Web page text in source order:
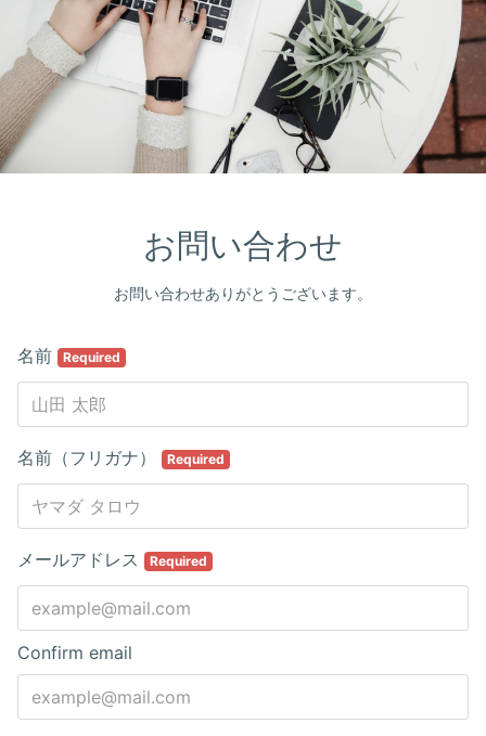
お問い合わせ
お問い合わせありがとうございます。
名前 Required
名前（フリガナ） Required
メールアドレス Required
Confirm email